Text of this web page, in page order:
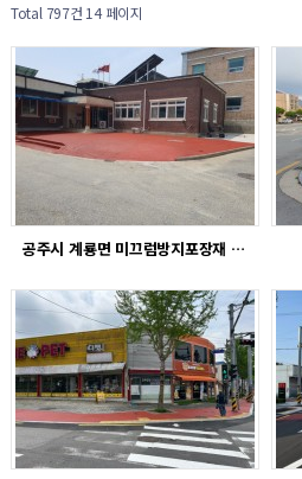
Total 797건 14 페이지
공주시 계룡면 미끄럼방지포장재